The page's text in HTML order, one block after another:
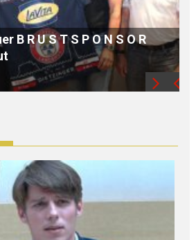
K T R I F I Z I E R U N G der
LANDSHUT stärkt